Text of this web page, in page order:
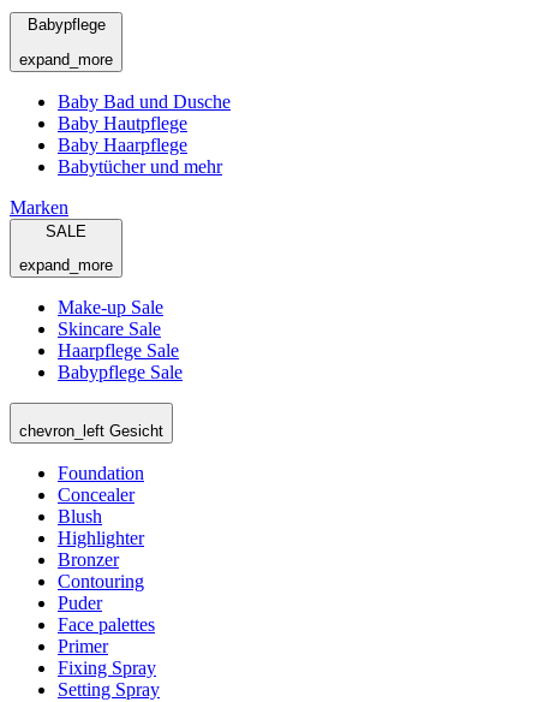
Babypflege
expand_more
Baby Bad und Dusche
Baby Hautpflege
Baby Haarpflege
Babytücher und mehr
Marken
SALE
expand_more
Make-up Sale
Skincare Sale
Haarpflege Sale
Babypflege Sale
chevron_left Gesicht
Foundation
Concealer
Blush
Highlighter
Bronzer
Contouring
Puder
Face palettes
Primer
Fixing Spray
Setting Spray